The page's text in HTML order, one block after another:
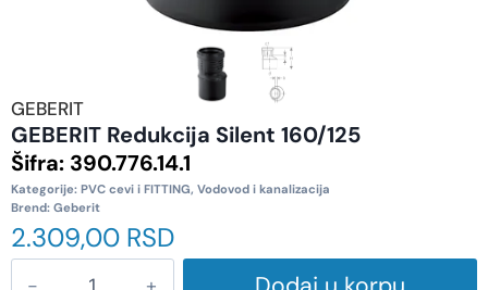
GEBERIT
GEBERIT Redukcija Silent 160/125
Šifra: 390.776.14.1
Kategorije: PVC cevi i FITTING, Vodovod i kanalizacija
Brend: Geberit
2.309,00 RSD